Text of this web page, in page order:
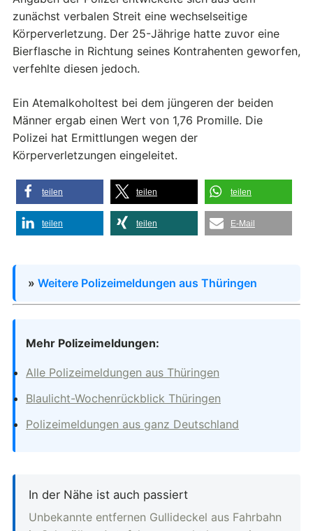
zunächst verbalen Streit eine wechselseitige
Körperverletzung. Der 25-Jährige hatte zuvor eine
Bierflasche in Richtung seines Kontrahenten geworfen,
verfehlte diesen jedoch.
Ein Atemalkoholtest bei dem jüngeren der beiden
Männer ergab einen Wert von 1,76 Promille. Die
Polizei hat Ermittlungen wegen der
Körperverletzungen eingeleitet.
teilen teilen teilen
teilen teilen E-Mail
» Weitere Polizeimeldungen aus Thüringen
Mehr Polizeimeldungen:
Alle Polizeimeldungen aus Thüringen
Blaulicht-Wochenrückblick Thüringen
Polizeimeldungen aus ganz Deutschland
In der Nähe ist auch passiert
Unbekannte entfernen Gullideckel aus Fahrbahn